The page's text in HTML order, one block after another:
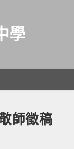
學
師徵稿